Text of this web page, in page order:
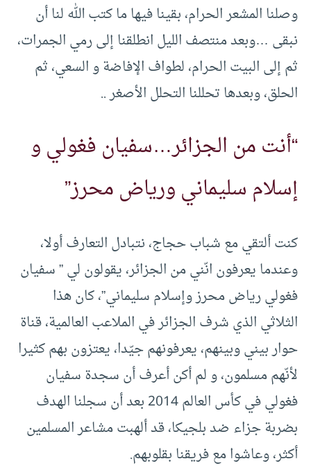
وصلنا المشعر الحرام، بقينا فيها ما كتب الله لنا أن
نبقى …وبعد منتصف الليل انطلقنا إلى رمي الجمرات،
ثم إلى البيت الحرام، لطواف الإفاضة و السعي، ثم
الحلق، وبعدها تحللنا التحلل الأصغر ..
“أنت من الجزائر…سفيان فغولي و
إسلام سليماني ورياض محرز”
كنت ألتقي مع شباب حجاج، نتبادل التعارف أولا،
وعندما يعرفون انّني من الجزائر، يقولون لي ” سفيان
فغولي رياض محرز وإسلام سليماني”، كان هذا
الثلاثي الذي شرف الجزائر في الملاعب العالمية، قناة
حوار بيني وبينهم، يعرفونهم جيّدا، يعتزون بهم كثيرا
لأنّهم مسلمون، و لم أكن أعرف أن سجدة سفيان
فغولي في كأس العالم 2014 بعد أن سجلنا الهدف
بضربة جزاء ضد بلجيكا، قد ألهبت مشاعر المسلمين
أكثر، وعاشوا مع فريقنا بقلوبهم.